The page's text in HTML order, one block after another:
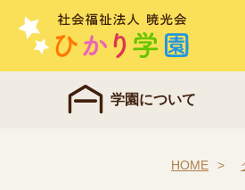
学園について
HOME